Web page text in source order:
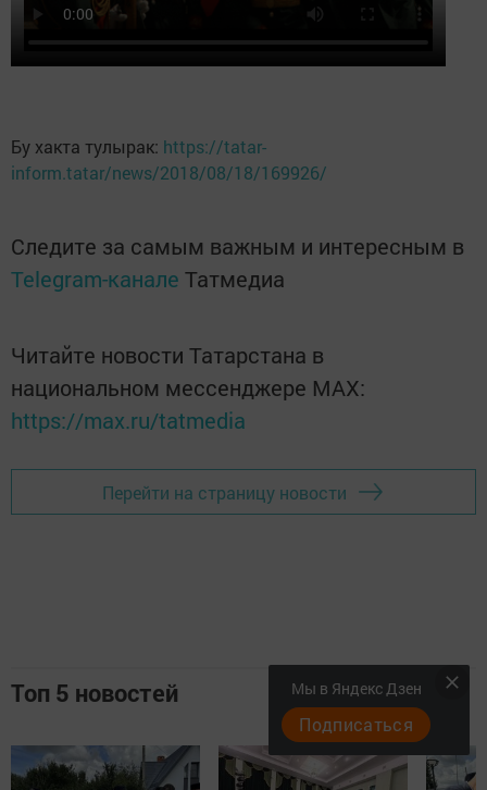
Бу хакта тулырак: https://tatar-
inform.tatar/news/2018/08/18/169926/
Следите за самым важным и интересным в
Telegram-канале Татмедиа
Читайте новости Татарстана в
национальном мессенджере MАХ:
https://max.ru/tatmedia
Перейти на страницу новости
Топ 5 новостей Мы в Яндекс Дзен
Подписаться